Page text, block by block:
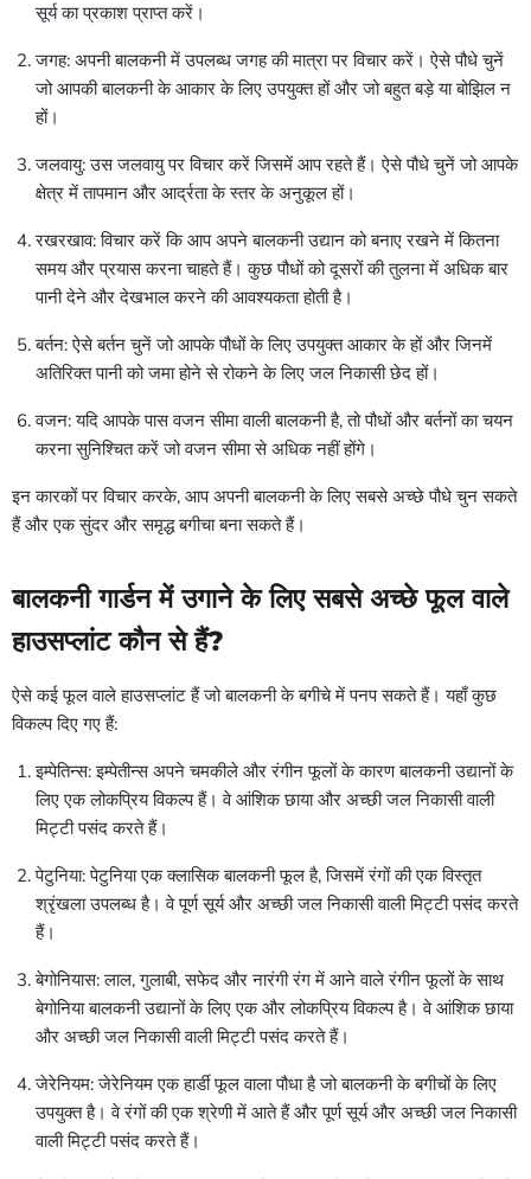
सूर्य का प्रकाश प्राप्त करें।
जगह: अपनी बालकनी में उपलब्ध जगह की मात्रा पर विचार करें। ऐसे पौधे चुनें
जो आपकी बालकनी के आकार के लिए उपयुक्त हों और जो बहुत बड़े या बोझिल न
हों।
जलवायु: उस जलवायु पर विचार करें जिसमें आप रहते हैं। ऐसे पौधे चुनें जो आपके
क्षेत्र में तापमान और आर्द्रता के स्तर के अनुकूल हों।
रखरखाव: विचार करें कि आप अपने बालकनी उद्यान को बनाए रखने में कितना
समय और प्रयास करना चाहते हैं। कुछ पौधों को दूसरों की तुलना में अधिक बार
पानी देने और देखभाल करने की आवश्यकता होती है।
बर्तन: ऐसे बर्तन चुनें जो आपके पौधों के लिए उपयुक्त आकार के हों और जिनमें
अतिरिक्त पानी को जमा होने से रोकने के लिए जल निकासी छेद हों।
वजन: यदि आपके पास वजन सीमा वाली बालकनी है, तो पौधों और बर्तनों का चयन
करना सुनिश्चित करें जो वजन सीमा से अधिक नहीं होंगे।
इन कारकों पर विचार करके, आप अपनी बालकनी के लिए सबसे अच्छे पौधे चुन सकते
हैं और एक सुंदर और समृद्ध बगीचा बना सकते हैं।
बालकनी गार्डन में उगाने के लिए सबसे अच्छे फूल वाले
हाउसप्लांट कौन से हैं?
ऐसे कई फूल वाले हाउसप्लांट हैं जो बालकनी के बगीचे में पनप सकते हैं। यहाँ कुछ
विकल्प दिए गए हैं:
इम्पेतिन्स: इम्पेतीन्स अपने चमकीले और रंगीन फूलों के कारण बालकनी उद्यानों के
लिए एक लोकप्रिय विकल्प हैं। वे आंशिक छाया और अच्छी जल निकासी वाली
मिट्टी पसंद करते हैं।
पेटुनिया: पेटुनिया एक क्लासिक बालकनी फूल है, जिसमें रंगों की एक विस्तृत
श्रृंखला उपलब्ध है। वे पूर्ण सूर्य और अच्छी जल निकासी वाली मिट्टी पसंद करते
हैं।
बेगोनियास: लाल, गुलाबी, सफेद और नारंगी रंग में आने वाले रंगीन फूलों के साथ
बेगोनिया बालकनी उद्यानों के लिए एक और लोकप्रिय विकल्प है। वे आंशिक छाया
और अच्छी जल निकासी वाली मिट्टी पसंद करते हैं।
जेरेनियम: जेरेनियम एक हार्डी फूल वाला पौधा है जो बालकनी के बगीचों के लिए
उपयुक्त है। वे रंगों की एक श्रेणी में आते हैं और पूर्ण सूर्य और अच्छी जल निकासी
वाली मिट्टी पसंद करते हैं।